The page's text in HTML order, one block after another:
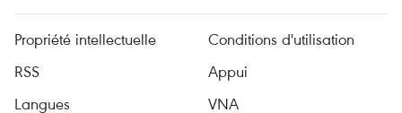
Propriété intellectuelle
Conditions d'utilisation
RSS
Appui
Langues
VNA